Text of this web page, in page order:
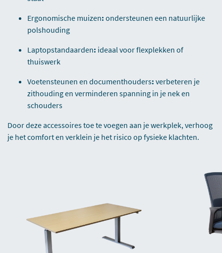
Ergonomische muizen: ondersteunen een natuurlijke
polshouding
Laptopstandaarden: ideaal voor flexplekken of
thuiswerk
Voetensteunen en documenthouders: verbeteren je
zithouding en verminderen spanning in je nek en
schouders
Door deze accessoires toe te voegen aan je werkplek, verhoog
je het comfort en verklein je het risico op fysieke klachten.